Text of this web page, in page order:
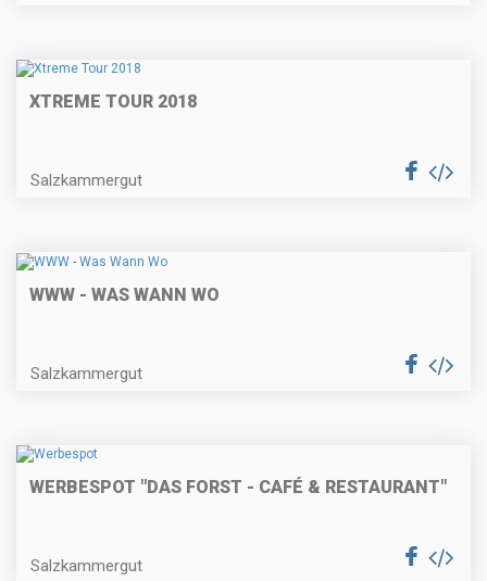
XTREME TOUR 2018
Salzkammergut
WWW - WAS WANN WO
Salzkammergut
WERBESPOT "DAS FORST - CAFÉ & RESTAURANT"
Salzkammergut